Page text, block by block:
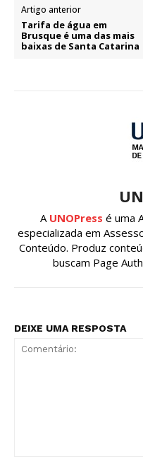
Artigo anterior
Tarifa de água em
Brusque é uma das mais
baixas de Santa Catarina
A UNOPress é uma
especializada em
Conteúdo. Produz
buscam Page
DEIXE UMA RESPOSTA